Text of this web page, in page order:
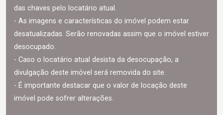
das chaves pelo locatário atual.
- As imagens e características do imóvel podem estar
desatualizadas. Serão renovadas assim que o imóvel estiver
desocupado.
- Caso o locatário atual desista da desocupação, a
divulgação deste imóvel será removida do site.
- É importante destacar que o valor de locação deste
imóvel pode sofrer alterações.